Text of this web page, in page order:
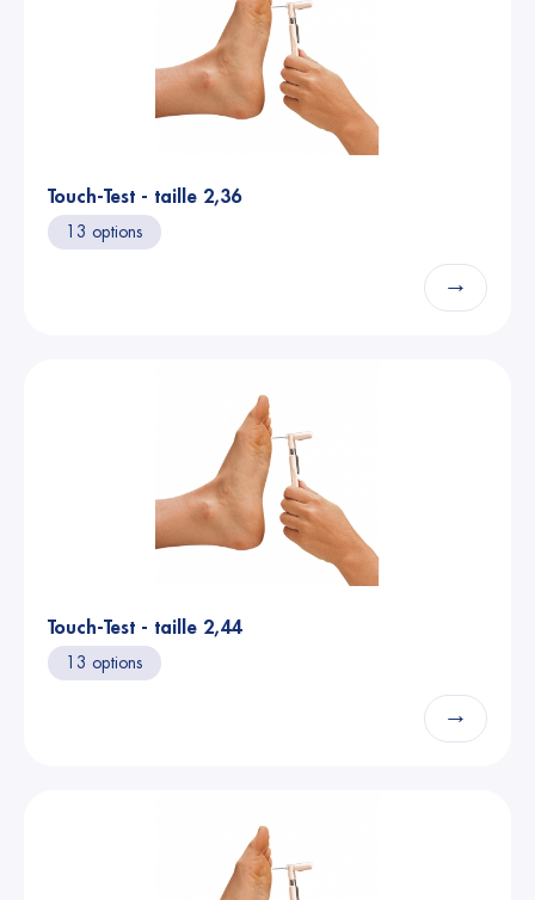
Touch-Test - taille 2,36
13 options
→
Touch-Test - taille 2,44
13 options
→